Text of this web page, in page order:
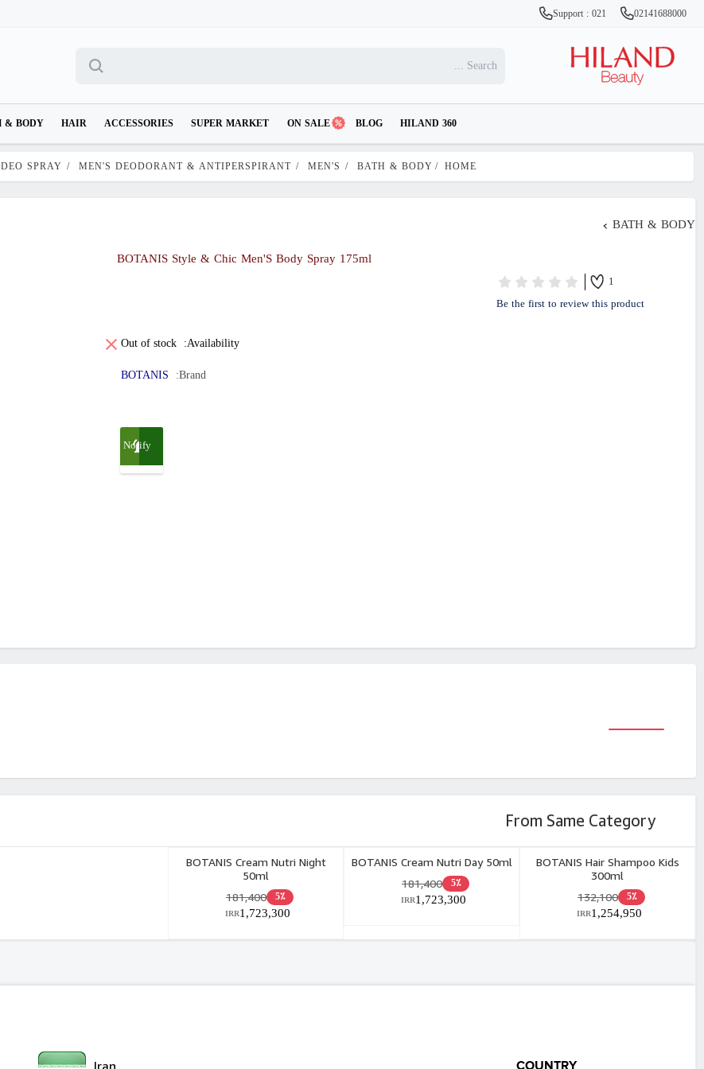
Support : 021 02141688000
& BODY HAIR ACCESSORIES SUPER MARKET ON SALE BLOG HILAND 360
HOME
/
BATH & BODY
/
MEN'S
/
MEN'S DEODORANT & ANTIPERSPIRANT
/
SPRAY
BATH & BODY
BOTANIS Style & Chic Men'S Body Spray 175ml
1
Be the first to review this product
Availability:
Out of stock
Brand:
BOTANIS
Notify
From Same Category
BOTANIS Cream Nutri Night
50ml
5٪ 181,400
1,723,300
IRR
BOTANIS Cream Nutri Day 50ml
5٪ 181,400
1,723,300
IRR
BOTANIS Hair Shampoo Kids
300ml
5٪ 132,100
1,254,950
IRR